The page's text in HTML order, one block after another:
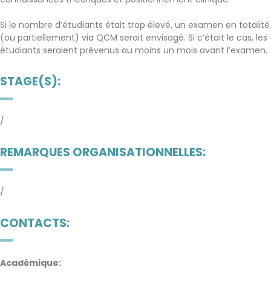
Si le nombre d’étudiants était trop élevé, un examen en totalité
(ou partiellement) via QCM serait envisagé. Si c’était le cas, les
étudiants seraient prévenus au moins un mois avant l’examen.
STAGE(S):
/
REMARQUES ORGANISATIONNELLES:
/
CONTACTS:
Académique: